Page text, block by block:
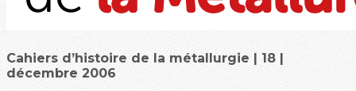
Cahiers d’histoire de la métallurgie | 18 |
décembre 2006